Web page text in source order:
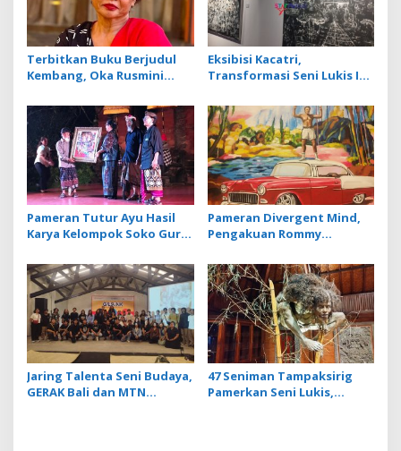
Terbitkan Buku Berjudul
Kembang, Oka Rusmini
dan Trauma Peristiwa 1965
Eksibisi Kacatri,
Transformasi Seni Lukis I
Primitif ke Rerajahan
Pameran Tutur Ayu Hasil
Karya Kelompok Soko Guru
Pameran Divergent Mind,
Pengakuan Rommy
Otoritas Tanpa Linier
terhadap Karya yang
Dihasilkan
Jaring Talenta Seni Budaya,
GERAK Bali dan MTN
47 Seniman Tampaksirig
Pamerkan Seni Lukis,